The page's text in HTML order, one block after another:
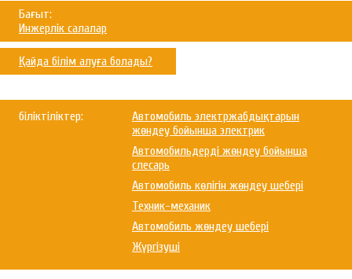
Бағыт:
Инжерлік салалар
Қайда білім алуға болады?
біліктіліктер:
Автомобиль электржабдықтарын
жөндеу бойынша электрик
Автомобильдерді жөндеу бойынша
слесарь
Автомобиль көлігін жөндеу шебері
Техник-механик
Автомобиль жөндеу шебері
Жүргізуші